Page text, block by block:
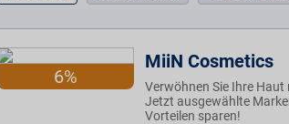
6%
MiiN Cosmetics
Verwöhnen Sie Ihre
Jetzt ausgewählte
Vorteilen sparen!